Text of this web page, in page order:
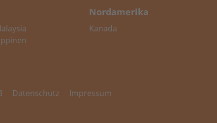
Nordamerika
Kanada
Datenschutz
Impressum